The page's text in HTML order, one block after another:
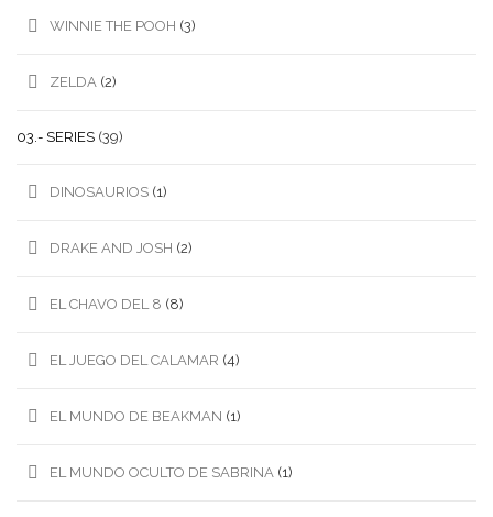
WINNIE THE POOH (3)
ZELDA (2)
03.- SERIES (39)
DINOSAURIOS (1)
DRAKE AND JOSH (2)
EL CHAVO DEL 8 (8)
EL JUEGO DEL CALAMAR (4)
EL MUNDO DE BEAKMAN (1)
EL MUNDO OCULTO DE SABRINA (1)